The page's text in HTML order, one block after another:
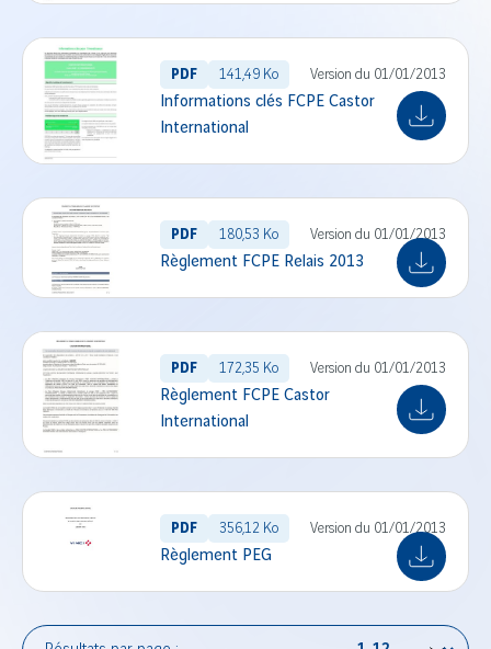
PDF 141,49 Ko Version du 01/01/2013
Informations clés FCPE Castor
International
PDF 180,53 Ko Version du 01/01/2013
Règlement FCPE Relais 2013
PDF 172,35 Ko Version du 01/01/2013
Règlement FCPE Castor
International
PDF 356,12 Ko Version du 01/01/2013
Règlement PEG